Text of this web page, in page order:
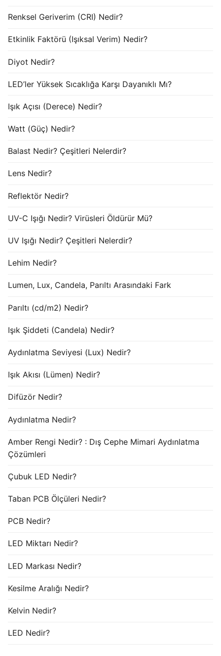
Renksel Geriverim (CRI) Nedir?
Etkinlik Faktörü (Işıksal Verim) Nedir?
Diyot Nedir?
LED’ler Yüksek Sıcaklığa Karşı Dayanıklı Mı?
Işık Açısı (Derece) Nedir?
Watt (Güç) Nedir?
Balast Nedir? Çeşitleri Nelerdir?
Lens Nedir?
Reflektör Nedir?
UV-C Işığı Nedir? Virüsleri Öldürür Mü?
UV Işığı Nedir? Çeşitleri Nelerdir?
Lehim Nedir?
Lumen, Lux, Candela, Parıltı Arasındaki Fark
Parıltı (cd/m2) Nedir?
Işık Şiddeti (Candela) Nedir?
Aydınlatma Seviyesi (Lux) Nedir?
Işık Akısı (Lümen) Nedir?
Difüzör Nedir?
Aydınlatma Nedir?
Amber Rengi Nedir? : Dış Cephe Mimari Aydınlatma
Çözümleri
Çubuk LED Nedir?
Taban PCB Ölçüleri Nedir?
PCB Nedir?
LED Miktarı Nedir?
LED Markası Nedir?
Kesilme Aralığı Nedir?
Kelvin Nedir?
LED Nedir?